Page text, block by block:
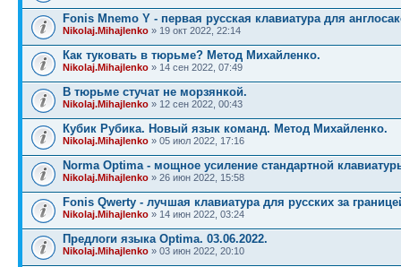
Fonis Mnemo Y - первая русская клавиатура для
Nikolaj.Mihajlenko » 19 окт 2022, 22:14
Как туковать в тюрьме? Метод Михайленко.
Nikolaj.Mihajlenko » 14 сен 2022, 07:49
В тюрьме стучат не морзянкой.
Nikolaj.Mihajlenko » 12 сен 2022, 00:43
Кубик Рубика. Новый язык команд. Метод Михайленко.
Nikolaj.Mihajlenko » 05 июл 2022, 17:16
Norma Optima - мощное усиление стандартной
Nikolaj.Mihajlenko » 26 июн 2022, 15:58
Fonis Qwerty - лучшая клавиатура для русских за
Nikolaj.Mihajlenko » 14 июн 2022, 03:24
Предлоги языка Optima. 03.06.2022.
Nikolaj.Mihajlenko » 03 июн 2022, 20:10